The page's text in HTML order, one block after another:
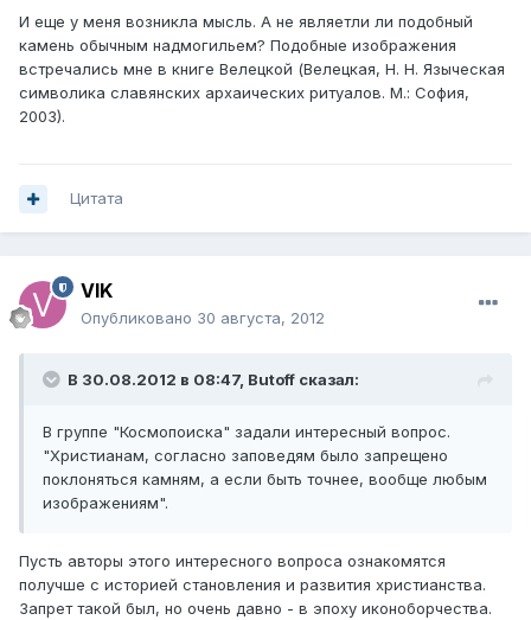
И еще у меня возникла мысль. А не являетли ли подобный
камень обычным надмогильем? Подобные изображения
встречались мне в книге Велецкой (Велецкая, Н. Н. Языческая
символика славянских архаических ритуалов. М.: София,
2003).
Цитата
VIK
Опубликовано 30 августа, 2012
В 30.08.2012 в 08:47, Butoff сказал:
В группе "Космопоиска" задали интересный вопрос.
"Христианам, согласно заповедям было запрещено
поклоняться камням, а если быть точнее, вообще любым
изображениям".
Пусть авторы этого интересного вопроса ознакомятся
получше с историей становления и развития христианства.
Запрет такой был, но очень давно - в эпоху иконоборчества.